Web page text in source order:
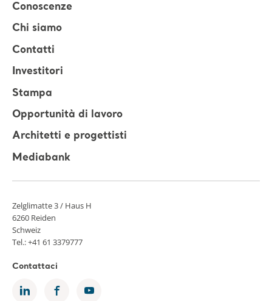
Conoscenze
Chi siamo
Contatti
Investitori
Stampa
Opportunità di lavoro
Architetti e progettisti
Mediabank
Zelglimatte 3 / Haus H
6260 Reiden
Schweiz
Tel.: +41 61 3379777
Contattaci